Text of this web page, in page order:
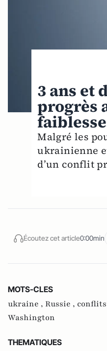
3 ans et
progrès
Malgré les
ukrainienne
d’un conflit
Écoutez cet article0:00min
MOTS-CLES
ukraine , Russie ,
Washington
THEMATIQUES